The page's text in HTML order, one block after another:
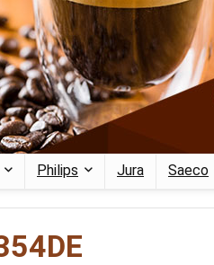
Philips Jura Saeco